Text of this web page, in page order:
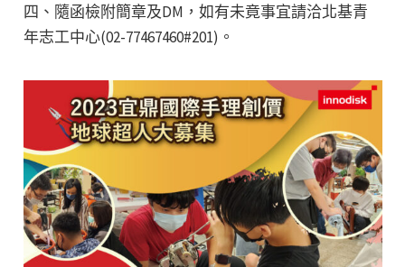
四、隨函檢附簡章及DM，如有未竟事宜請洽北基青
年志工中心(02-77467460#201)。